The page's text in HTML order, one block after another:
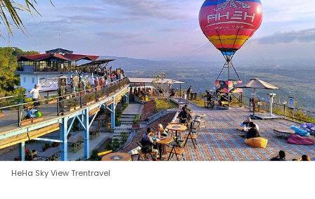
HeHa Sky View Trentravel